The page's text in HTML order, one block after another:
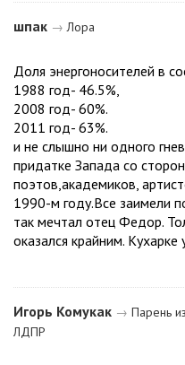
шпак → Лора
Доля энергоносителей в
1988 год- 46.5%,
2008 год- 60%.
2011 год- 63%.
и не слышно ни одного
придатке Запада со
поэтов,академиков,
1990-м году.Все заимели
так мечтал отец Федор.
оказался крайним. Кухарке
Игорь Комукак → Парень из
ЛДПР